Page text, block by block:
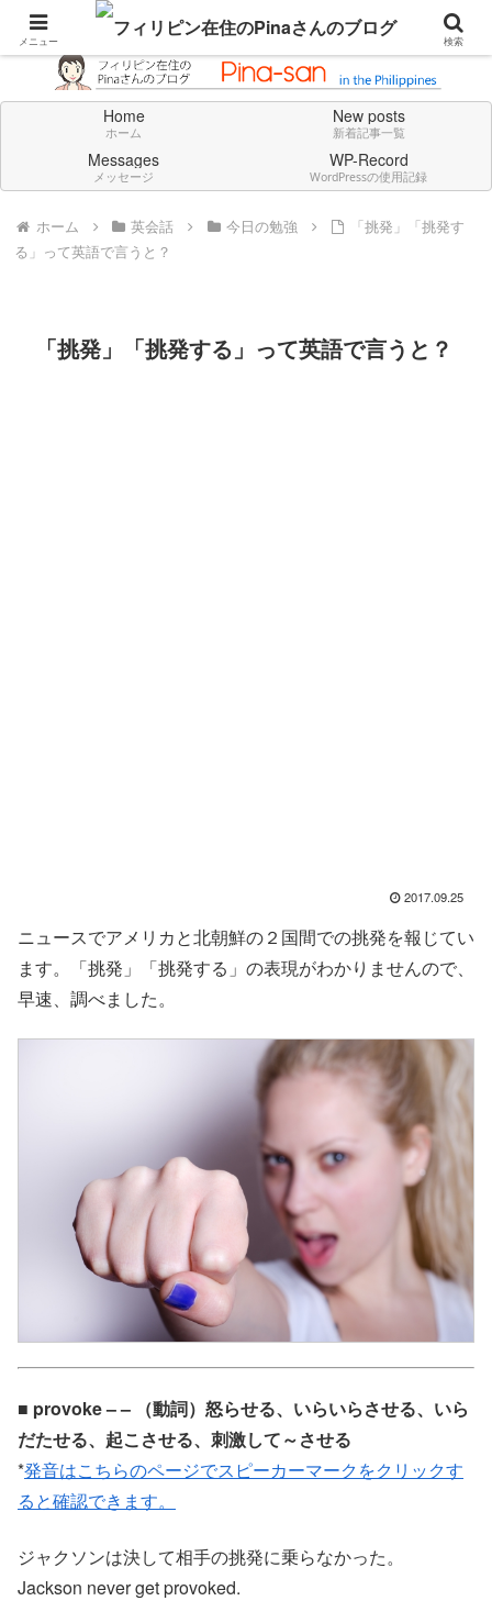
Don't think deeply. Feel always in English.
Home
ホーム
New posts
新着記事一覧
Messages
メッセージ
WP-Record
WordPressの使用記録
ホーム 英会話 今日の勉強
「挑発」「挑発す
る」って英語で言うと？
「挑発」「挑発する」って英語で言うと？
2017.09.25
ニュースでアメリカと北朝鮮の２国間での挑発を報じてい
ます。「挑発」「挑発する」の表現がわかりませんので、
早速、調べました。
■ provoke – – （動詞）怒らせる、いらいらさせる、いら
だたせる、起こさせる、刺激して～させる
*発音はこちらのページでスピーカーマークをクリックす
ると確認できます。
ジャクソンは決して相手の挑発に乗らなかった。
Jackson never get provoked.
メニュー 検索